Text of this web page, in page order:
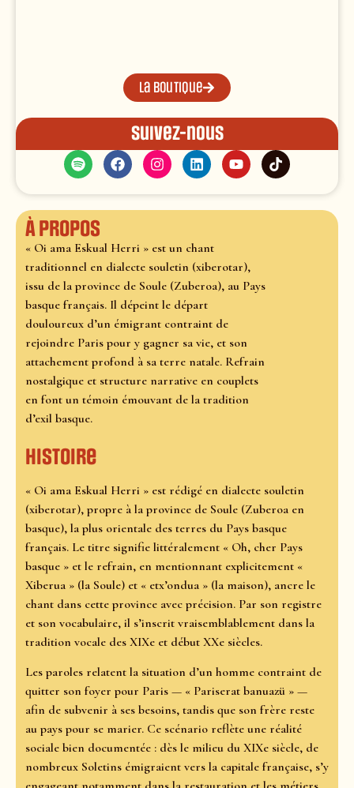
La boutique
Suivez-nous
À propos
« Oi ama Eskual Herri » est un chant
traditionnel en dialecte souletin (xiberotar),
issu de la province de Soule (Zuberoa), au Pays
basque français. Il dépeint le départ
douloureux d’un émigrant contraint de
rejoindre Paris pour y gagner sa vie, et son
attachement profond à sa terre natale. Refrain
nostalgique et structure narrative en couplets
en font un témoin émouvant de la tradition
d’exil basque.
Histoire
« Oi ama Eskual Herri » est rédigé en dialecte souletin
(xiberotar), propre à la province de Soule (Zuberoa en
basque), la plus orientale des terres du Pays basque
français. Le titre signifie littéralement « Oh, cher Pays
basque » et le refrain, en mentionnant explicitement «
Xiberua » (la Soule) et « etx’ondua » (la maison), ancre le
chant dans cette province avec précision. Par son registre
et son vocabulaire, il s’inscrit vraisemblablement dans la
tradition vocale des XIXe et début XXe siècles.
Les paroles relatent la situation d’un homme contraint de
quitter son foyer pour Paris — « Pariserat banuazü » —
afin de subvenir à ses besoins, tandis que son frère reste
au pays pour se marier. Ce scénario reflète une réalité
sociale bien documentée : dès le milieu du XIXe siècle, de
nombreux Soletins émigraient vers la capitale française, s’y